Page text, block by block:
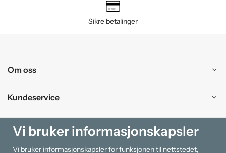
Sikre betalinger
Om oss
Kundeservice
Kjøpesenter
Vi bruker informasjonskapsler
Vi bruker informasjonskapsler for funksjonen til nettstedet,